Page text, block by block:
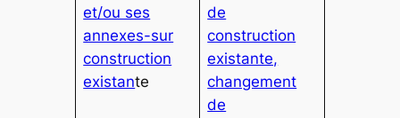
et/ou ses
annexes-sur
construction
existante
de
construction
existante,
changement
de